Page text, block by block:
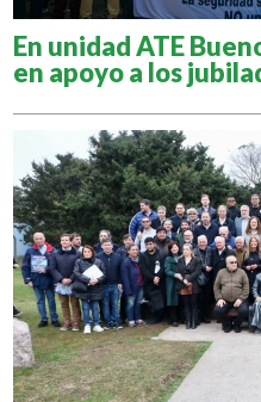
En unidad ATE
en apoyo a los